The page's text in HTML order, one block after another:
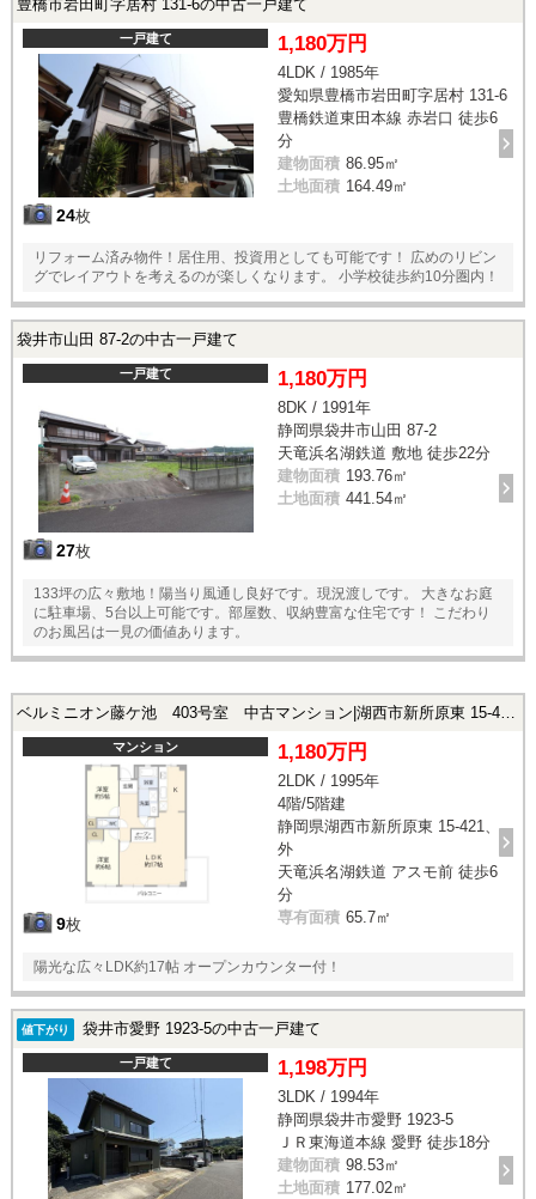
豊橋市岩田町字居村 131-6の中古一戸建て
一戸建て
24枚
1,180万円
4LDK / 1985年
愛知県豊橋市岩田町字居村 131-6
豊橋鉄道東田本線 赤岩口 徒歩6
分
建物面積 86.95㎡
土地面積 164.49㎡
リフォーム済み物件！居住用、投資用としても可能です！ 広めのリビン
グでレイアウトを考えるのが楽しくなります。 小学校徒歩約10分圏内！
袋井市山田 87-2の中古一戸建て
一戸建て
27枚
1,180万円
8DK / 1991年
静岡県袋井市山田 87-2
天竜浜名湖鉄道 敷地 徒歩22分
建物面積 193.76㎡
土地面積 441.54㎡
133坪の広々敷地！陽当り風通し良好です。現況渡しです。 大きなお庭
に駐車場、5台以上可能です。部屋数、収納豊富な住宅です！ こだわり
のお風呂は一見の価値あります。
ベルミニオン藤ケ池 403号室 中古マンション|湖西市新所原東 15-421、外の中古マンション
マンション
9枚
1,180万円
2LDK / 1995年
4階/5階建
静岡県湖西市新所原東 15-421、
外
天竜浜名湖鉄道 アスモ前 徒歩6
分
専有面積 65.7㎡
陽光な広々LDK約17帖 オープンカウンター付！
値下がり 袋井市愛野 1923-5の中古一戸建て
一戸建て 1,198万円
3LDK / 1994年
静岡県袋井市愛野 1923-5
ＪＲ東海道本線 愛野 徒歩18分
建物面積 98.53㎡
土地面積 177.02㎡